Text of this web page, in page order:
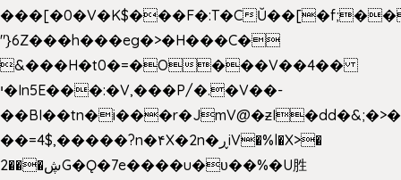
���[�0�V�K$���F�:T�C
"}6Z���h���eg�>�H���C�
&���H�t0�=�O���V��4��
י�In5E���:�V,���P/�.�V��-
��=4$,�����?n�۴X�2n�ڕiV�%l�X>�
2���ڜG�Ǫ�7e����u�υ��%�U胜